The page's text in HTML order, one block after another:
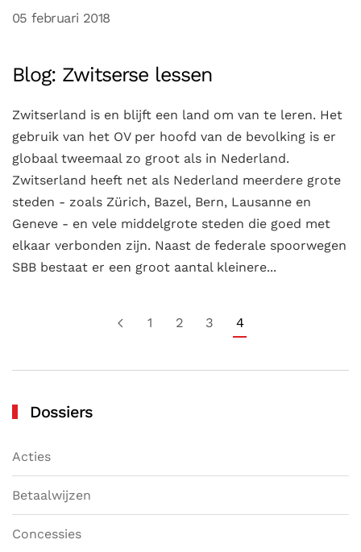
05 februari 2018
Blog: Zwitserse lessen
Zwitserland is en blijft een land om van te leren. Het
gebruik van het OV per hoofd van de bevolking is er
globaal tweemaal zo groot als in Nederland.
Zwitserland heeft net als Nederland meerdere grote
steden - zoals Zürich, Bazel, Bern, Lausanne en
Geneve - en vele middelgrote steden die goed met
elkaar verbonden zijn. Naast de federale spoorwegen
SBB bestaat er een groot aantal kleinere...
1 2 3 4
Dossiers
Acties
Betaalwijzen
Concessies